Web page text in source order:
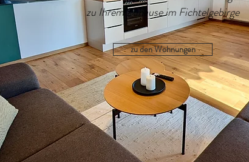
zu Ihrem Zuhause im Fichtelgebirge
zu den Wohnungen